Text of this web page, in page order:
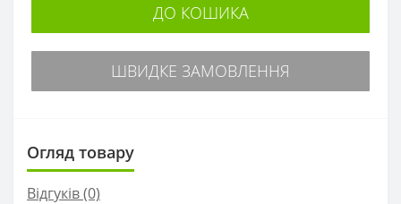
ДО КОШИКА
ШВИДКЕ ЗАМОВЛЕННЯ
Огляд товару
Відгуків (0)